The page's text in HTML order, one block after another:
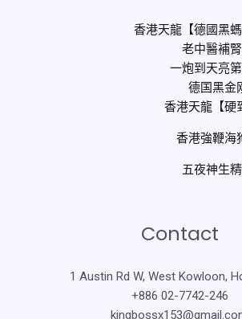
香港天龍【德國黑螞
老中醫補
一炮到天亮
德国黑金
香港天龍【硬
香港強鞭海
五夜神生
Contact
1 Austin Rd W, West Kowloon,
+886 02-7742-246